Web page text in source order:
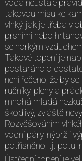
voda neustále
takovou mísu ke
vlhký, jak je třeba v
prsními nebo
se horkým
Takové topení je
postaráno o
není řečeno, že by
ručníky, pleny a
mnohá mladá
škodlivý, zvláště
Rozvěšováním
vodní páry, nýbrž i
potřísněno, tj. potu,
Ústřední topení je